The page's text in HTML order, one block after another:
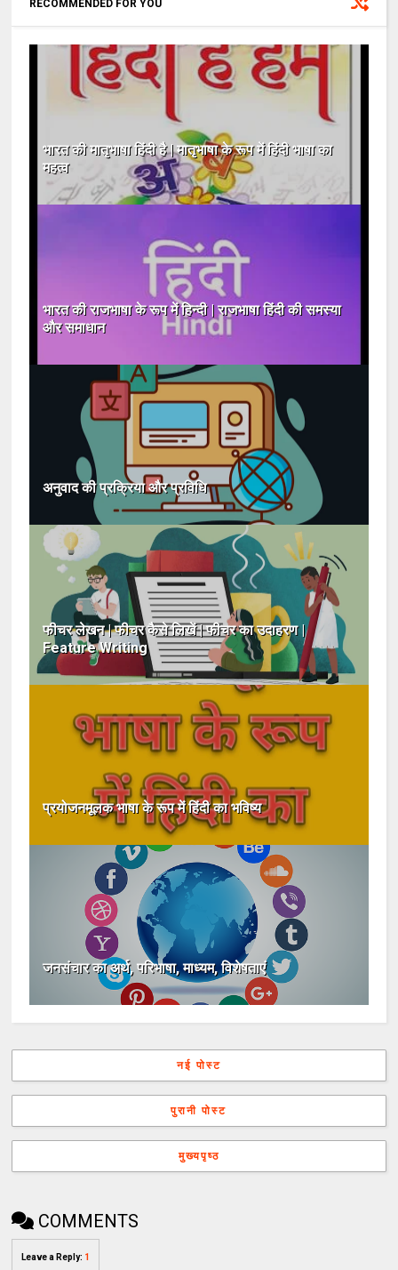
RECOMMENDED FOR YOU
भारत की मातृभाषा हिंदी है | मातृभाषा के रूप में हिंदी भाषा का
महत्व
भारत की राजभाषा के रूप में हिन्दी | राजभाषा हिंदी की समस्या
और समाधान
अनुवाद की प्रक्रिया और प्रविधि
फीचर लेखन | फीचर कैसे लिखें | फीचर का उदाहरण |
Feature Writing
प्रयोजनमूलक भाषा के रूप में हिंदी का भविष्य
जनसंचार का अर्थ, परिभाषा, माध्यम, विशेषताएं
नई पोस्ट
पुरानी पोस्ट
मुख्यपृष्ठ
COMMENTS
Leave a Reply: 1